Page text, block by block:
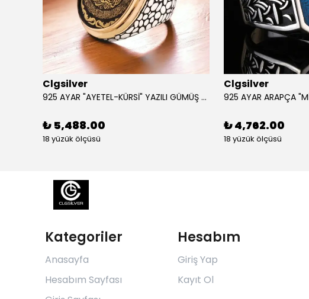
Clgsilver
925 AYAR "AYETEL-KÜRSİ" YAZILI GÜMÜŞ ERKEK YÜZÜK
₺ 5,488.00
18 yüzük ölçüsü
Clgsilver
₺ 4,762.00
18 yüzük ölçüsü
Kategoriler
Anasayfa
Hesabım Sayfası
Hesabım
Giriş Yap
Kayıt Ol